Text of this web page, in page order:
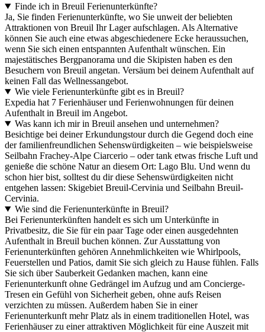
Finde ich in Breuil Ferienunterkünfte?
Ja, Sie finden Ferienunterkünfte, wo Sie unweit der beliebten
Attraktionen von Breuil Ihr Lager aufschlagen. Als Alternative
können Sie auch eine etwas abgeschiedenere Ecke heraussuchen,
wenn Sie sich einen entspannten Aufenthalt wünschen. Ein
majestätisches Bergpanorama und die Skipisten haben es den
Besuchern von Breuil angetan. Versäum bei deinem Aufenthalt auf
keinen Fall das Wellnessangebot.
Wie viele Ferienunterkünfte gibt es in Breuil?
Expedia hat 7 Ferienhäuser und Ferienwohnungen für deinen
Aufenthalt in Breuil im Angebot.
Was kann ich mir in Breuil ansehen und unternehmen?
Besichtige bei deiner Erkundungstour durch die Gegend doch eine
der familienfreundlichen Sehenswürdigkeiten – wie beispielsweise
Seilbahn Frachey-Alpe Ciarcerio – oder tank etwas frische Luft und
genieße die schöne Natur an diesem Ort: Lago Blu. Und wenn du
schon hier bist, solltest du dir diese Sehenswürdigkeiten nicht
entgehen lassen: Skigebiet Breuil-Cervinia und Seilbahn Breuil-
Cervinia.
Wie sind die Ferienunterkünfte in Breuil?
Bei Ferienunterkünften handelt es sich um Unterkünfte in
Privatbesitz, die Sie für ein paar Tage oder einen ausgedehnten
Aufenthalt in Breuil buchen können. Zur Ausstattung von
Ferienunterkünften gehören Annehmlichkeiten wie Whirlpools,
Feuerstellen und Patios, damit Sie sich gleich zu Hause fühlen. Falls
Sie sich über Sauberkeit Gedanken machen, kann eine
Ferienunterkunft ohne Gedrängel im Aufzug und am Concierge-
Tresen ein Gefühl von Sicherheit geben, ohne aufs Reisen
verzichten zu müssen. Außerdem haben Sie in einer
Ferienunterkunft mehr Platz als in einem traditionellen Hotel, was
Ferienhäuser zu einer attraktiven Möglichkeit für eine Auszeit mit